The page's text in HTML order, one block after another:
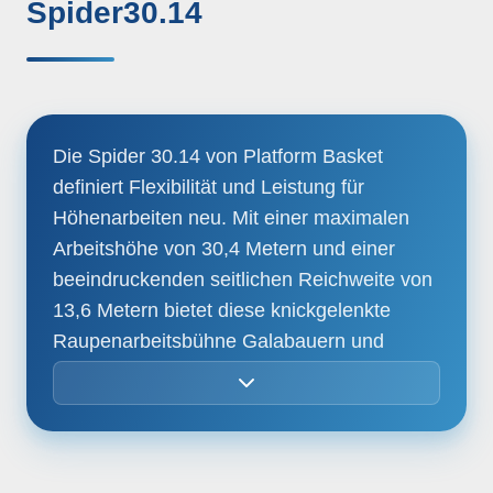
Spider30.14
Die Spider 30.14 von Platform Basket
definiert Flexibilität und Leistung für
Höhenarbeiten neu. Mit einer maximalen
Arbeitshöhe von 30,4 Metern und einer
beeindruckenden seitlichen Reichweite von
13,6 Metern bietet diese knickgelenkte
Raupenarbeitsbühne Galabauern und
Handwerksbetrieben maßgeschneiderte
Einsatzmöglichkeiten – selbst bei beengten
Platzverhältnissen. Dank der kompakten